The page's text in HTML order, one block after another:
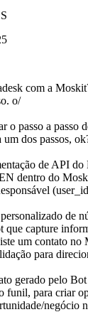
com a
o/
o passo a passo
um dos passos,
de API
dentro do
de
que capture
um contato no
para
gerado pelo
funil, para criar
negócio